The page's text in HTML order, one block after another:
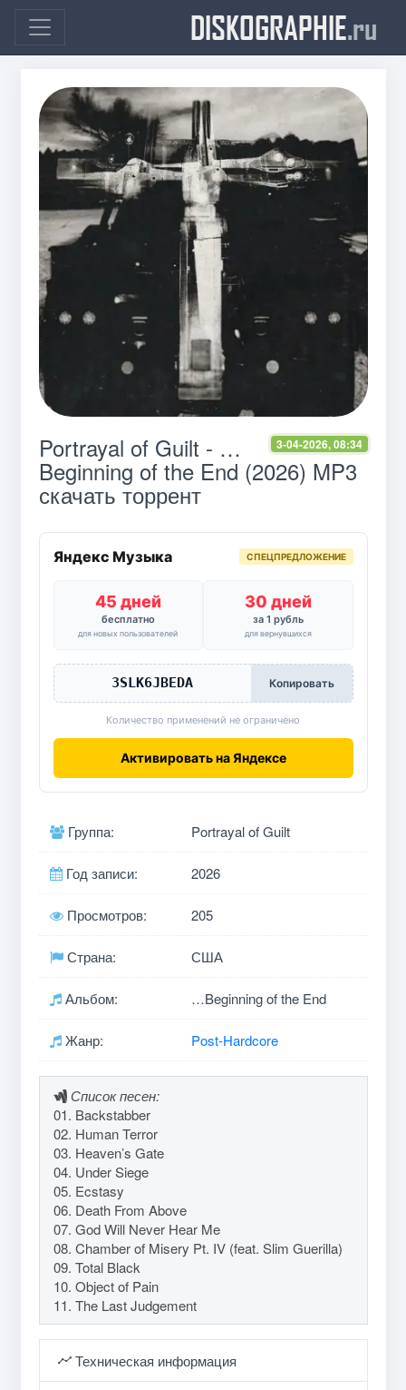
DISKOGRAPHIE.ru
3-04-2026, 08:34
Portrayal of Guilt - …
Beginning of the End (2026) MP3
скачать торрент
Яндекс Музыка СПЕЦПРЕДЛОЖЕНИЕ
45 дней
бесплатно
для новых пользователей
30 дней
за 1 рубль
для вернувшихся
3SLK6JBEDA Копировать
Количество применений не ограничено
Активировать на Яндексе
Группа: Portrayal of Guilt
Год записи: 2026
Просмотров: 205
Страна: США
Альбом: …Beginning of the End
Жанр: Post-Hardcore
Список песен:
01. Backstabber
02. Human Terror
03. Heaven’s Gate
04. Under Siege
05. Ecstasy
06. Death From Above
07. God Will Never Hear Me
08. Chamber of Misery Pt. IV (feat. Slim Guerilla)
09. Total Black
10. Object of Pain
11. The Last Judgement
Техническая информация